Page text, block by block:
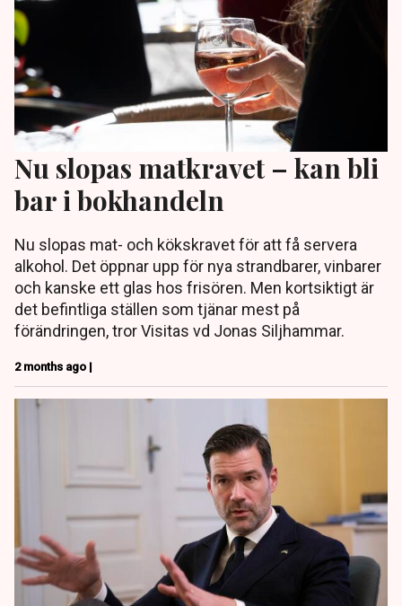
Nu slopas matkravet – kan bli
bar i bokhandeln
Nu slopas mat- och kökskravet för att få servera
alkohol. Det öppnar upp för nya strandbarer, vinbarer
och kanske ett glas hos frisören. Men kortsiktigt är
det befintliga ställen som tjänar mest på
förändringen, tror Visitas vd Jonas Siljhammar.
2 months ago |